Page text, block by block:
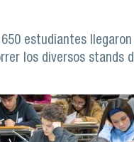
estudiantes
los diversos